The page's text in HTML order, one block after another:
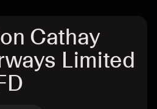
Cathay
Limited